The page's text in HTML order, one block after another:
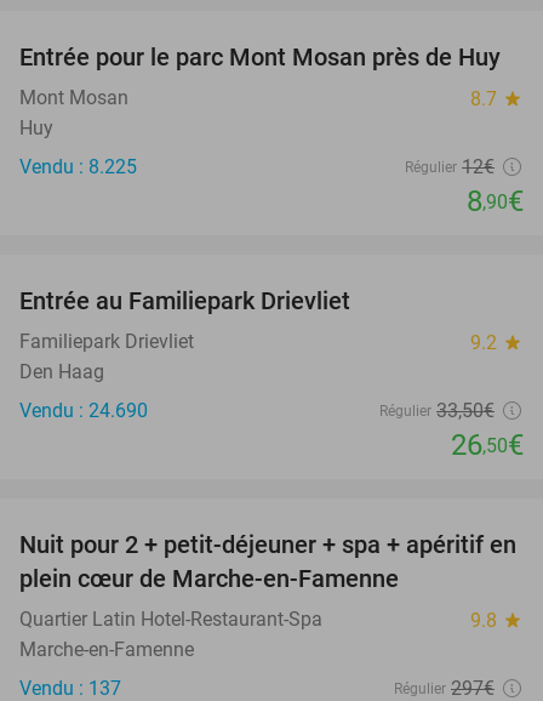
26%
Entrée pour le parc Mont Mosan près de Huy
Mont Mosan 8.7 star
Huy
Vendu : 8.225
Régulier 12€
8,90€
Entrée au Familiepark Drievliet
Familiepark Drievliet 9.2 star
Den Haag
Vendu : 24.690
Régulier 33,50€
26,50€
35%
Nuit pour 2 + petit-déjeuner + spa + apéritif en
plein cœur de Marche-en-Famenne
Quartier Latin Hotel-Restaurant-Spa 9.8 star
Marche-en-Famenne
Vendu : 137
Régulier 297€